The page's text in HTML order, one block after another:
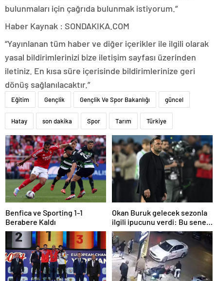
bulunmaları için çağrıda bulunmak istiyorum.”
Haber Kaynak : SONDAKIKA.COM
“Yayınlanan tüm haber ve diğer içerikler ile ilgili olarak
yasal bildirimlerinizi bize iletişim sayfası üzerinden
iletiniz. En kısa süre içerisinde bildirimlerinize geri
dönüş sağlanılacaktır.”
Eğitim Gençlik Gençlik Ve Spor Bakanlığı güncel
Hatay son dakika Spor Tarım Türkiye
Benfica ve Sporting 1-1
Berabere Kaldı
Okan Buruk gelecek sezonla
ilgili ipucunu verdi: Bu sene
3, seneye de 4